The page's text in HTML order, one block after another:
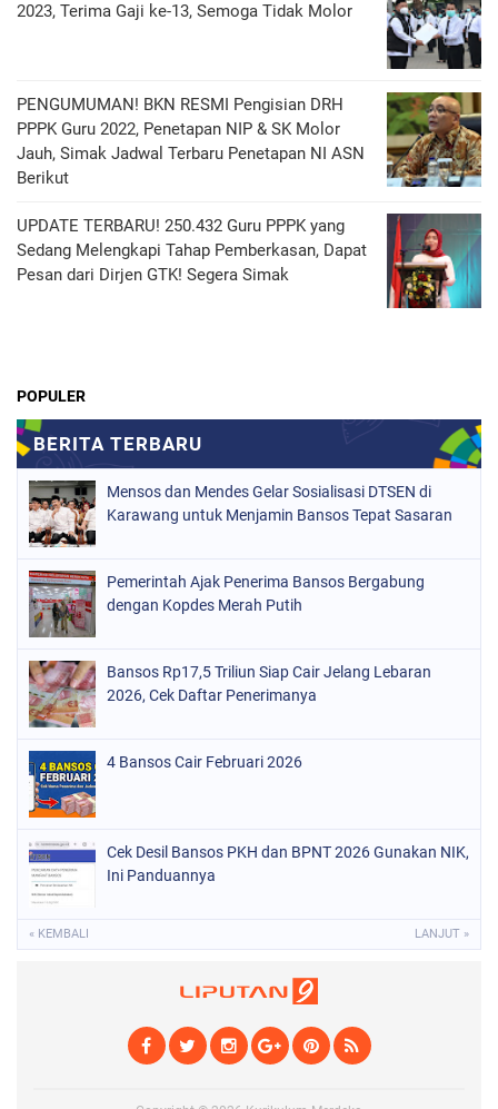
2023, Terima Gaji ke-13, Semoga Tidak Molor
PENGUMUMAN! BKN RESMI Pengisian DRH
PPPK Guru 2022, Penetapan NIP & SK Molor
Jauh, Simak Jadwal Terbaru Penetapan NI ASN
Berikut
UPDATE TERBARU! 250.432 Guru PPPK yang
Sedang Melengkapi Tahap Pemberkasan, Dapat
Pesan dari Dirjen GTK! Segera Simak
POPULER
Mensos dan Mendes Gelar Sosialisasi DTSEN di
Karawang untuk Menjamin Bansos Tepat Sasaran
Pemerintah Ajak Penerima Bansos Bergabung
dengan Kopdes Merah Putih
Bansos Rp17,5 Triliun Siap Cair Jelang Lebaran
2026, Cek Daftar Penerimanya
4 Bansos Cair Februari 2026
Cek Desil Bansos PKH dan BPNT 2026 Gunakan NIK,
Ini Panduannya
« KEMBALI LANJUT »